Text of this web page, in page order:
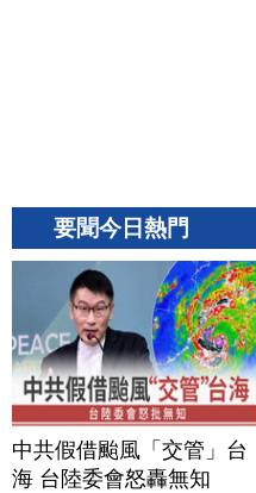
要聞今日熱門
中共假借颱風「交管」台
海 台陸委會怒轟無知